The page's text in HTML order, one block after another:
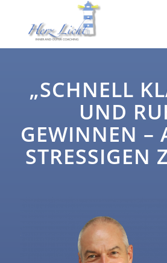
„SCHNELL
UND
GEWINNEN –
STRESSIGEN